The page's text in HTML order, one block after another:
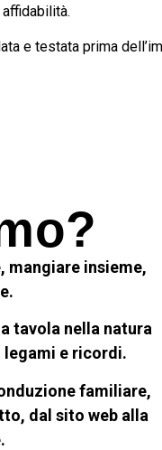
e testata prima
mangiare insieme,
tavola nella natura
e ricordi.
familiare,
dal sito web alla